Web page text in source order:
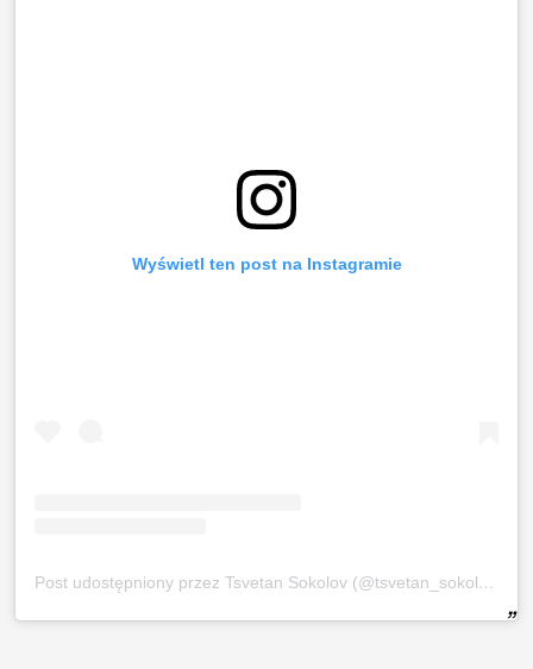
Wyświetl ten post na Instagramie
Post udostępniony przez Tsvetan Sokolov (@tsvetan_sokolov)